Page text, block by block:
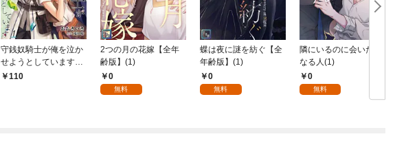
守銭奴騎士が俺を泣か
せようとしています
【単話】 1
110
2つの月の花嫁【全年
齢版】(1)
0
無料
蝶は夜に謎を紡ぐ【全
年齢版】(1)
0
無料
隣にいるのに会いたく
なる人(1)
0
無料